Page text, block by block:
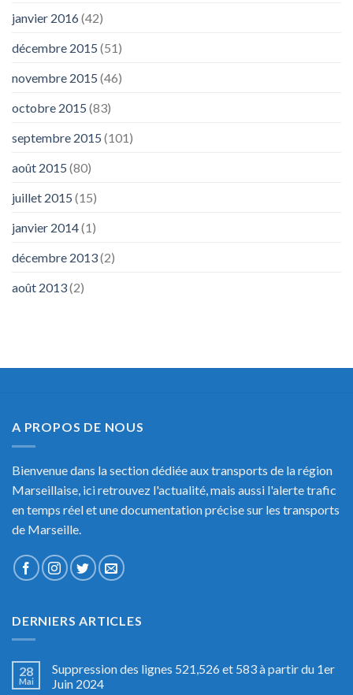
janvier 2016(42)
décembre 2015 (51)
novembre 2015 (46)
octobre 2015 (83)
septembre 2015 (101)
août 2015 (80)
juillet 2015 (15)
janvier 2014(1)
décembre 2013(2)
août 2013(2)
A PROPOS DE NOUS
Bienvenue dans la section dédiée aux transports de la région
Marseillaise, ici retrouvez l'actualité, mais aussi l'alerte trafic
en temps réel et une documentation précise sur les transports
de Marseille.
DERNIERS ARTICLES
28
Mai
Suppression des lignes 521,526 et 583 à partir du 1er
Juin 2024